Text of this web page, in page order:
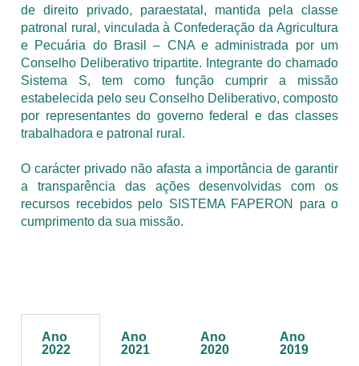
de direito privado, paraestatal, mantida pela classe
patronal rural, vinculada à Confederação da Agricultura
e Pecuária do Brasil – CNA e administrada por um
Conselho Deliberativo tripartite. Integrante do chamado
Sistema S, tem como função cumprir a missão
estabelecida pelo seu Conselho Deliberativo, composto
por representantes do governo federal e das classes
trabalhadora e patronal rural.
O carácter privado não afasta a importância de garantir
a transparência das ações desenvolvidas com os
recursos recebidos pelo SISTEMA FAPERON para o
cumprimento da sua missão.
Ano
2022
Ano
2021
Ano
2020
Ano
2019